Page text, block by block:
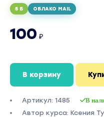
5 Б ОБЛАКО MAIL
100 ₽
В корзину
Артикул: 1485 В
Автор курса: Ксения